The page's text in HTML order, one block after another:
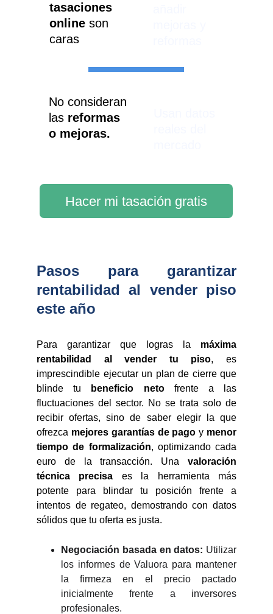
Hacer mi tasación gratis
tasaciones
online son
caras
No consideran
las reformas
o mejoras.
Pasos para garantizar
rentabilidad al vender piso
este año
Para garantizar que logras la máxima
rentabilidad al vender tu piso, es
imprescindible ejecutar un plan de cierre que
blinde tu
beneficio netofrente a las
fluctuaciones del sector. No se trata solo de
recibir ofertas, sino de saber elegir la que
ofrezca mejores garantías de pago y menor
tiempo de formalización, optimizando cada
euro de la transacción. Una valoración
técnica precisa es la herramienta más
potente para blindar tu posición frente a
intentos de regateo, demostrando con datos
sólidos que tu oferta es justa.
Negociación basada en datos: Utilizar
los informes de Valuora para mantener
la firmeza en el precio pactado
inicialmente frente a inversores
profesionales.